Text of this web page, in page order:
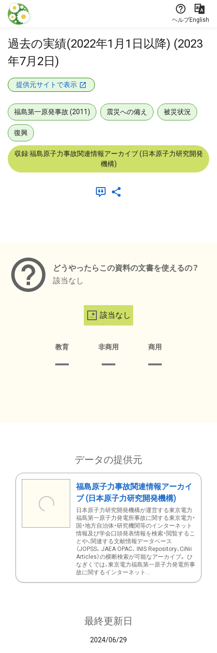
本文に飛ぶ
ヘルプEnglish
過去の実績(2022年1月1日以降) (2023
年7月2日)
提供元サイトで表示
福島第一原発事故 (2011) 震災への備え 被災状況
復興
収録:福島原子力事故関連情報アーカイブ (日本原子力研究開発
機構)
どうやったらこの資料の文書を使えるの？
該当なし
該当なし
教育 非商用 商用
データの提供元
福島原子力事故関連情報アーカイ
ブ (日本原子力研究開発機構)
日本原子力研究開発機構が運営する東京電力
福島第一原子力発電所事故に関する東京電力・
国・地方自治体・研究機関等のインターネット
情報及び学会口頭発表情報を検索・閲覧するこ
とや、関連する文献情報データベース
（JOPSS、 JAEA OPAC、 INIS Repository、CiNii
Articles）の横断検索が可能なアーカイブ。 ひ
なぎくでは、東京電力福島第一原子力発電所事
故に関するインターネット...
最終更新日
2024/06/29